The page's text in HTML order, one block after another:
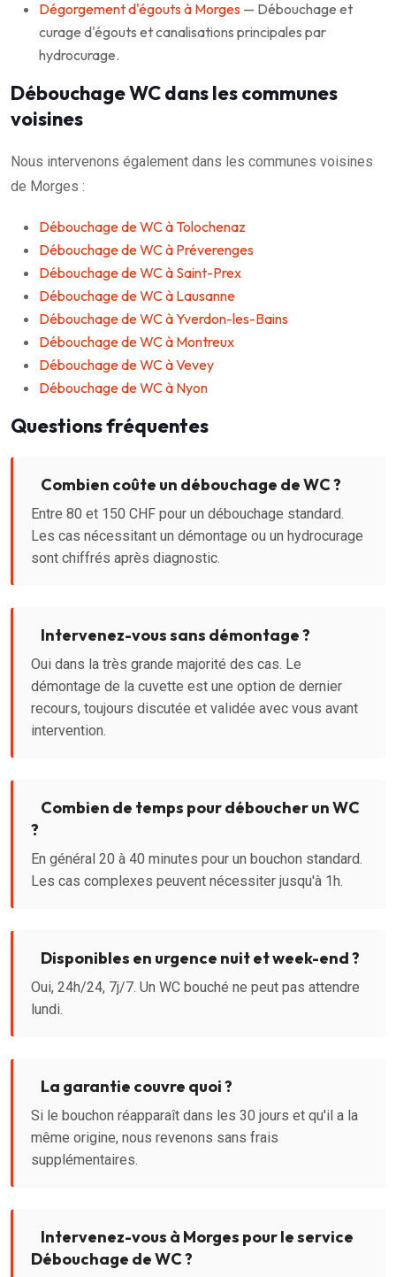
Dégorgement d'égouts à Morges — Débouchage et
curage d'égouts et canalisations principales par
hydrocurage.
Débouchage WC dans les communes
voisines
Nous intervenons également dans les communes voisines
de Morges :
Débouchage de WC à Tolochenaz
Débouchage de WC à Préverenges
Débouchage de WC à Saint-Prex
Débouchage de WC à Lausanne
Débouchage de WC à Yverdon-les-Bains
Débouchage de WC à Montreux
Débouchage de WC à Vevey
Débouchage de WC à Nyon
Questions fréquentes
Combien coûte un débouchage de WC ?
Entre 80 et 150 CHF pour un débouchage standard.
Les cas nécessitant un démontage ou un hydrocurage
sont chiffrés après diagnostic.
Intervenez-vous sans démontage ?
Oui dans la très grande majorité des cas. Le
démontage de la cuvette est une option de dernier
recours, toujours discutée et validée avec vous avant
intervention.
Combien de temps pour déboucher un WC
?
En général 20 à 40 minutes pour un bouchon standard.
Les cas complexes peuvent nécessiter jusqu'à 1h.
Disponibles en urgence nuit et week-end ?
Oui, 24h/24, 7j/7. Un WC bouché ne peut pas attendre
lundi.
La garantie couvre quoi ?
Si le bouchon réapparaît dans les 30 jours et qu'il a la
même origine, nous revenons sans frais
supplémentaires.
Intervenez-vous à Morges pour le service
Débouchage de WC ?